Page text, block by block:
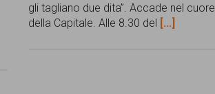
gli tagliano due dita”. Accade nel cuore
della Capitale. Alle 8.30 del [...]